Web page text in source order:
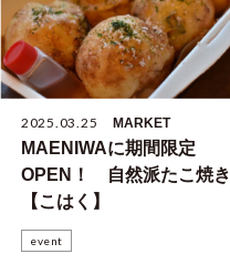
2025.03.25 MARKET
MAENIWAに期間限定
OPEN！ 自然派たこ焼き
【こはく】
event